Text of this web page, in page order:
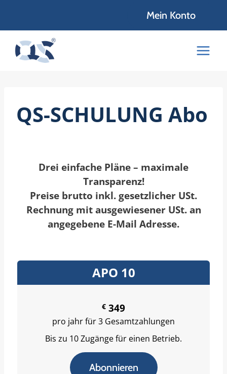
springen
Mein Konto
QS-SCHULUNG Abo
Drei einfache Pläne – maximale
Transparenz!
Preise brutto inkl. gesetzlicher USt.
Rechnung mit ausgewiesener USt. an
angegebene E-Mail Adresse.
APO 10
€ 349
pro jahr für 3 Gesamtzahlungen
Bis zu 10 Zugänge für einen Betrieb.
Abonnieren